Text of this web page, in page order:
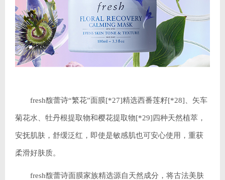
fresh馥蕾诗“繁花”面膜[*27]精选西番莲籽[*28]、矢车
菊花水、牡丹根提取物和樱花提取物[*29]四种天然植萃，
安抚肌肤，舒缓泛红，即使是敏感肌也可安心使用，重获
柔滑好肤质。
fresh馥蕾诗面膜家族精选源自天然成分，将古法美肤